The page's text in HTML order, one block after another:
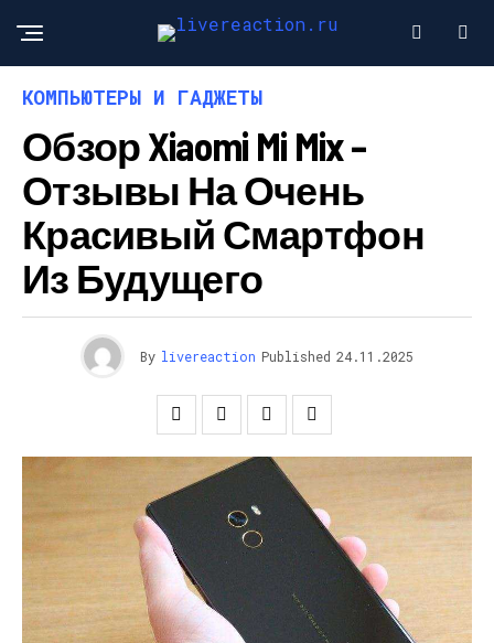
КОМПЬЮТЕРЫ И ГАДЖЕТЫ
Обзор Xiaomi Mi Mix –
Отзывы На Очень
Красивый Смартфон
Из Будущего
By livereaction Published 24.11.2025